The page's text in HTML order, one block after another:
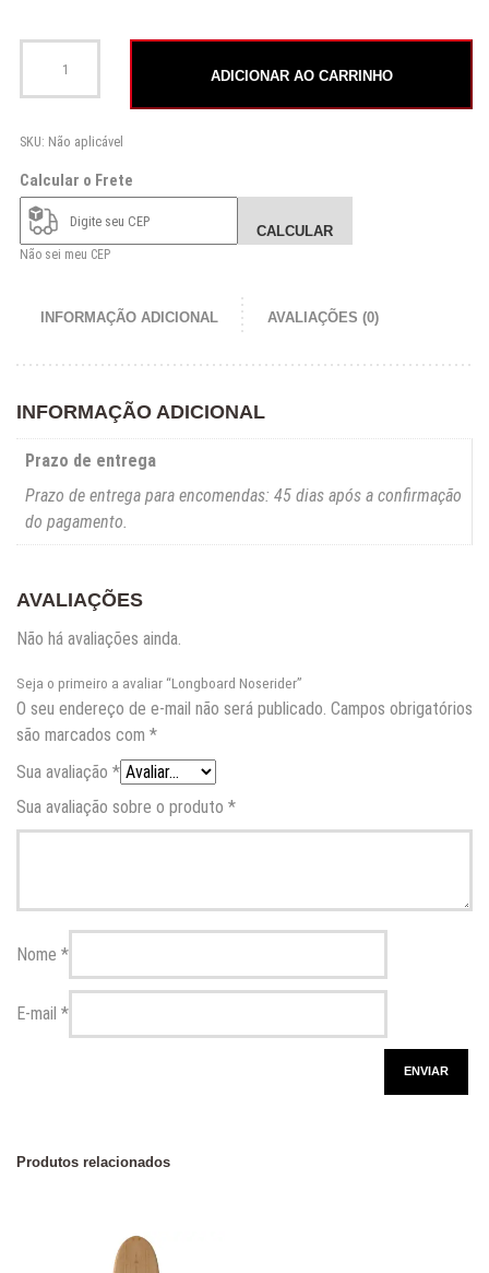
Longboard Noserider quantidade
ADICIONAR AO CARRINHO
SKU: Não aplicável
Calcular o Frete
CALCULAR
Não sei meu CEP
INFORMAÇÃO ADICIONAL AVALIAÇÕES (0)
INFORMAÇÃO ADICIONAL
Prazo de entrega
Prazo de entrega para encomendas: 45 dias após a confirmação
do pagamento.
AVALIAÇÕES
Não há avaliações ainda.
Seja o primeiro a avaliar “Longboard Noserider”
O seu endereço de e-mail não será publicado. Campos obrigatórios
são marcados com *
Sua avaliação *
Sua avaliação sobre o produto *
Nome *
E-mail *
Produtos relacionados